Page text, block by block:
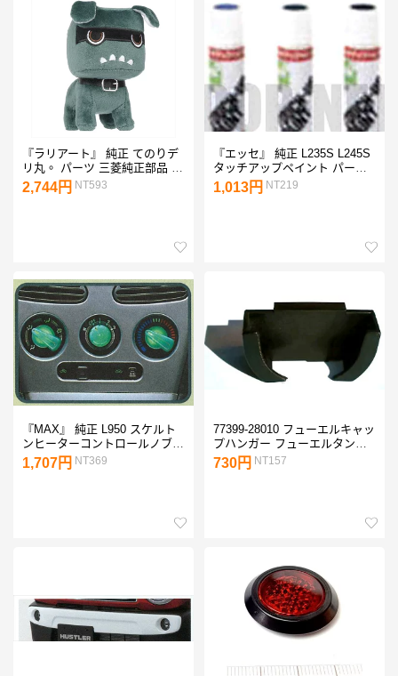
『ラリアート』 純正 てのりデ
リ丸。 パーツ 三菱純正部品 オ
プション アクセサリー 用品
ts14724
2,744円 NT593
『エッセ』 純正 L235S L245S
タッチアップペイント パーツ
ダイハツ純正部品 esse オプシ
ョン アクセサリー 用品
1,013円 NT219
『MAX』 純正 L950 スケルト
ンヒーターコントロールノブ
（3個セット） パーツ ダイハ
ツ純正部品 オプション アクセ
1,707円 NT369
77399-28010 フューエルキャッ
プハンガー フューエルタンク
ハンガー トヨタ純正 メール便
可能
730円 NT157